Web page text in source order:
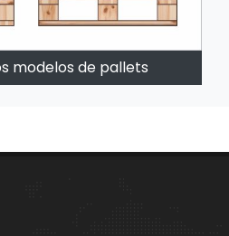
modelos de pallets